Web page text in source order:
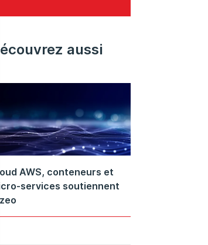
aussi
AWS, conteneurs et
services soutiennent